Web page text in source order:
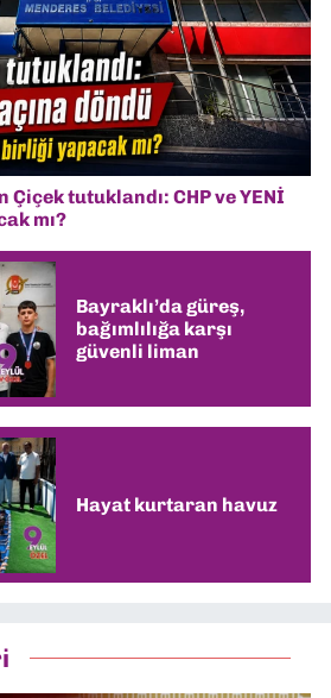
Çiçek tutuklandı: CHP ve YENİ
mı?
Bayraklı’da güreş,
bağımlılığa karşı
güvenli liman
Hayat kurtaran havuz